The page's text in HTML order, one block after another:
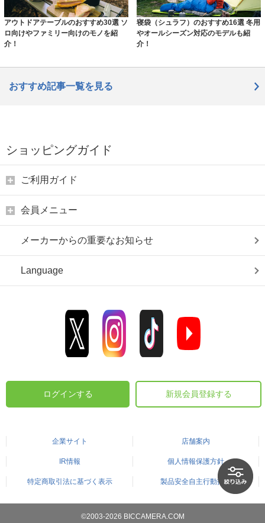
アウトドアテーブルのおすすめ30選 ソ
ロ向けやファミリー向けのモノを紹
介！
寝袋（シュラフ）のおすすめ16選 冬用
やオールシーズン対応のモデルも紹
介！
おすすめ記事一覧を見る
ショッピングガイド
ご利用ガイド
会員メニュー
メーカーからの重要なお知らせ
Language
ログインする 新規会員登録する
企業サイト 店舗案内
IR情報 個人情報保護方針
特定商取引法に基づく表示 製品安全自主行動指針
©2003-2026 BICCAMERA.COM